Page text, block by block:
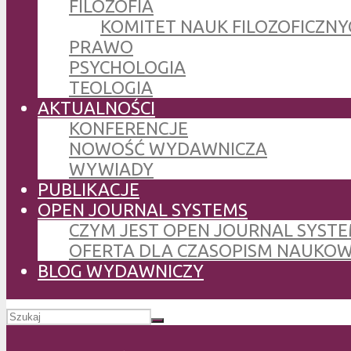
FILOZOFIA
KOMITET NAUK
PRAWO
PSYCHOLOGIA
TEOLOGIA
AKTUALNOŚCI
KONFERENCJE
NOWOŚĆ WYDAWNICZA
WYWIADY
PUBLIKACJE
OPEN JOURNAL SYSTEMS
CZYM JEST OPEN JOURNAL
OFERTA DLA CZASOPISM
BLOG WYDAWNICZY